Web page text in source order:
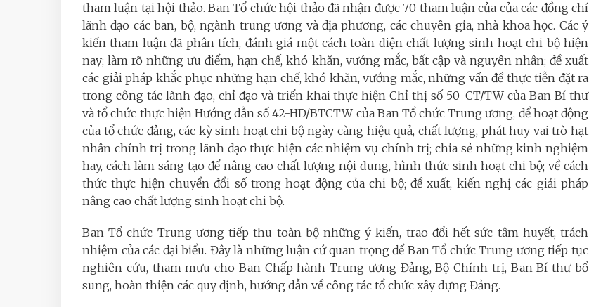
tham luận tại hội thảo. Ban Tổ chức hội thảo đã nhận được 70 tham luận của của các đồng chí
lãnh đạo các ban, bộ, ngành trung ương và địa phương, các chuyên gia, nhà khoa học. Các ý
kiến tham luận đã phân tích, đánh giá một cách toàn diện chất lượng sinh hoạt chi bộ hiện
nay; làm rõ những ưu điểm, hạn chế, khó khăn, vướng mắc, bất cập và nguyên nhân; đề xuất
các giải pháp khắc phục những hạn chế, khó khăn, vướng mắc, những vấn đề thực tiễn đặt ra
trong công tác lãnh đạo, chỉ đạo và triển khai thực hiện Chỉ thị số 50-CT/TW của Ban Bí thư
và tổ chức thực hiện Hướng dẫn số 42-HD/BTCTW của Ban Tổ chức Trung ương, để hoạt động
của tổ chức đảng, các kỳ sinh hoạt chi bộ ngày càng hiệu quả, chất lượng, phát huy vai trò hạt
nhân chính trị trong lãnh đạo thực hiện các nhiệm vụ chính trị; chia sẻ những kinh nghiệm
hay, cách làm sáng tạo để nâng cao chất lượng nội dung, hình thức sinh hoạt chi bộ; về cách
thức thực hiện chuyển đổi số trong hoạt động của chi bộ; đề xuất, kiến nghị các giải pháp
nâng cao chất lượng sinh hoạt chi bộ.
Ban Tổ chức Trung ương tiếp thu toàn bộ những ý kiến, trao đổi hết sức tâm huyết, trách
nhiệm của các đại biểu. Đây là những luận cứ quan trọng để Ban Tổ chức Trung ương tiếp tục
nghiên cứu, tham mưu cho Ban Chấp hành Trung ương Đảng, Bộ Chính trị, Ban Bí thư bổ
sung, hoàn thiện các quy định, hướng dẫn về công tác tổ chức xây dựng Đảng.